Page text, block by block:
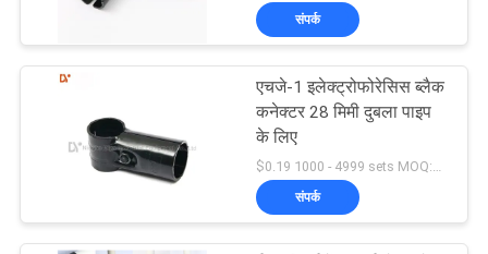
संपर्क
एचजे-1 इलेक्ट्रोफोरेसिस ब्लैक
कनेक्टर 28 मिमी दुबला पाइप
के लिए
$0.19 1000 - 4999 sets MOQ:1000
संपर्क